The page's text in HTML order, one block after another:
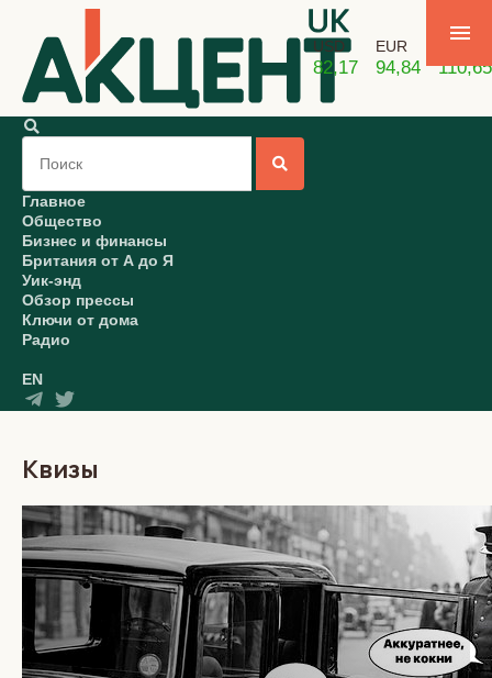
USD
82,17
EUR
94,84 110,65
Главное
Общество
Бизнес и финансы
Британия от А до Я
Уик-энд
Обзор прессы
Ключи от дома
Радио
EN
Квизы